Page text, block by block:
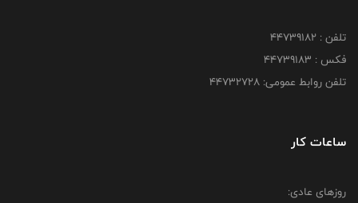
تلفن : ۴۴۷۳۹۱۸۲
فکس : ۴۴۷۳۹۱۸3
تلفن روابط عمومی: ۴۴۷۳۲۷۲۸
ساعات کار
روزهای عادی: